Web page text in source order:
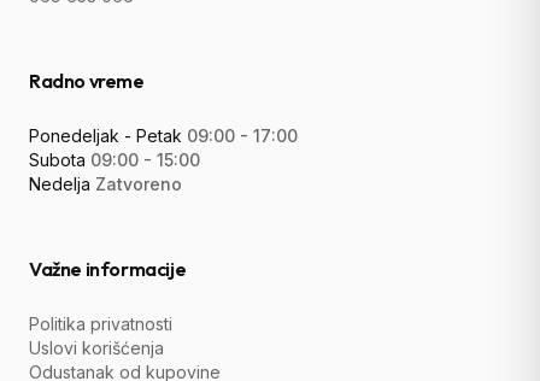
Radno vreme
Ponedeljak - Petak 09:00 - 17:00
Subota 09:00 - 15:00
Nedelja Zatvoreno
Važne informacije
Politika privatnosti
Uslovi korišćenja
Odustanak od kupovine